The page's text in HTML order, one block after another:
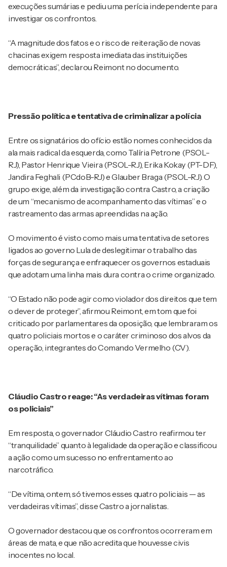
execuções sumárias e pediu uma perícia independente para
investigar os confrontos.
“A magnitude dos fatos e o risco de reiteração de novas
chacinas exigem resposta imediata das instituições
democráticas”, declarou Reimont no documento.
Pressão política e tentativa de criminalizar a polícia
Entre os signatários do ofício estão nomes conhecidos da
ala mais radical da esquerda, como Talíria Petrone (PSOL-
RJ), Pastor Henrique Vieira (PSOL-RJ), Erika Kokay (PT-DF),
Jandira Feghali (PCdoB-RJ) e Glauber Braga (PSOL-RJ). O
grupo exige, além da investigação contra Castro, a criação
de um “mecanismo de acompanhamento das vítimas” e o
rastreamento das armas apreendidas na ação.
O movimento é visto como mais uma tentativa de setores
ligados ao governo Lula de deslegitimar o trabalho das
forças de segurança e enfraquecer os governos estaduais
que adotam uma linha mais dura contra o crime organizado.
“O Estado não pode agir como violador dos direitos que tem
o dever de proteger”, afirmou Reimont, em tom que foi
criticado por parlamentares da oposição, que lembraram os
quatro policiais mortos e o caráter criminoso dos alvos da
operação, integrantes do Comando Vermelho (CV).
Cláudio Castro reage: “As verdadeiras vítimas foram
os policiais”
Em resposta, o governador Cláudio Castro reafirmou ter
“tranquilidade” quanto à legalidade da operação e classificou
a ação como um sucesso no enfrentamento ao
narcotráfico.
“De vítima, ontem, só tivemos esses quatro policiais — as
verdadeiras vítimas”, disse Castro a jornalistas.
O governador destacou que os confrontos ocorreram em
áreas de mata, e que não acredita que houvesse civis
inocentes no local.